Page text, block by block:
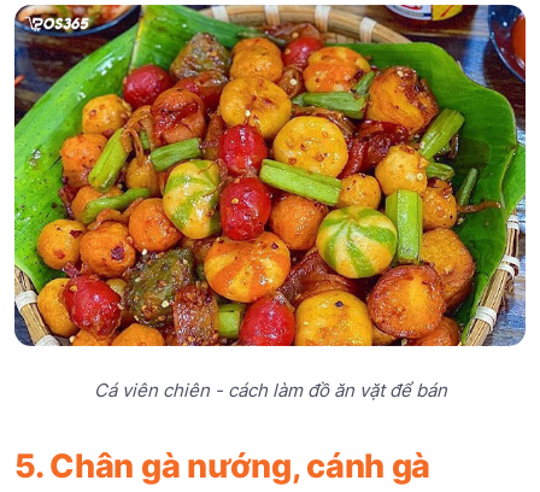
Cá viên chiên - cách làm đồ ăn vặt để bán
5. Chân gà nướng, cánh gà